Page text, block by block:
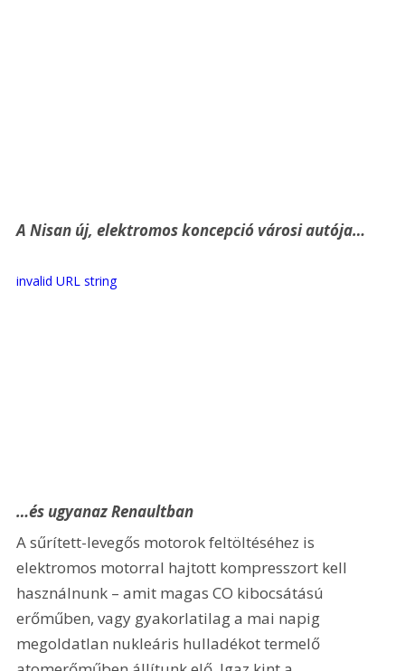
A Nisan új, elektromos koncepció városi autója…
invalid URL string
…és ugyanaz Renaultban
A sűrített-levegős motorok feltöltéséhez is
elektromos motorral hajtott kompresszort kell
használnunk – amit magas CO kibocsátású
erőműben, vagy gyakorlatilag a mai napig
megoldatlan nukleáris hulladékot termelő